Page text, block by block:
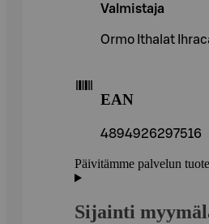
Valmistaja
Ormo Ithalat
EAN
4894926297516
Päivitämme palvelun
Sijainti